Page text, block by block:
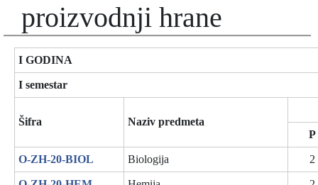
proizvodnji hrane
I GODINA
I semestar
Šifra
Naziv predmeta
P
O-ZH-20-BIOL Biologija 2